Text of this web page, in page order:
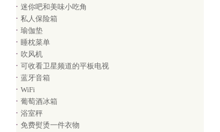
迷你吧和美味小吃角
私人保险箱
瑜伽垫
睡枕菜单
吹风机
可收看卫星频道的平板电视
蓝牙音箱
WiFi
葡萄酒冰箱
浴室秤
免费熨烫一件衣物